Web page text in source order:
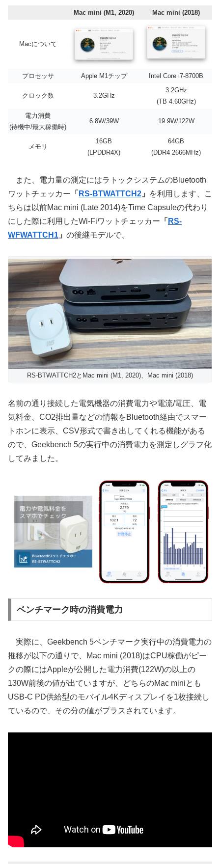
Mac mini (M1, 2020) Mac mini (2018)
Macについて
プロセッサ Apple M1チップ Intel Core i7-8700B
クロック数 3.2GHz
3.2GHz
(TB 4.60GHz)
電力消費
(待機中/最大稼働時)
6.8W/39W 19.9W/122W
メモリ
16GB
(LPDDR4X)
64GB
(DDR4 2666MHz)
また、電力量の測定にはラトックシステムのBluetooth
ワットチェッカー 「 RS-BTWATTCH2 」
を利用します、こ
ちらは以前Mac mini (Late 2014)をTime Capsuleの代わり
にした際に利用したWi-Fiワットチェッカー 「 RS-
WFWATTCH1 」 の後継モデルで、
RS-BTWATTCH2とMac mini (M1, 2020)、Mac mini (2018)
名前の通り接続した電気機器の消費電力や電流/電圧、電
気料金、CO2排出量などの情報をBluetooth経由でスマー
トホンに表示、CSV形式で書き出してくれる機能がある
ので、Geekbench 5の実行中の消費電力を測定しグラフ化
してみました。
ベンチマーク時の消費電力
実際に、Geekbench 5ベンチマーク実行中の消費電力の
推移が以下の通りで、Mac mini (2018)はCPU稼働がピー
クの際にはAppleが公開した電力消費(122W)の以上の
130W前後の値が出ていますが、どちらのMac miniとも
USB-C PD供給型のモバイル4Kディスプレイを1枚接続し
ているので、その分の値がプラスされています。